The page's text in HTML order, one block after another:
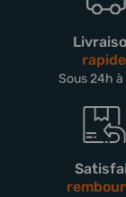
rapide
Sous 24h